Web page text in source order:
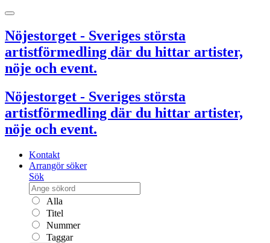
Nöjestorget - Sveriges största
artistförmedling där du hittar artister,
nöje och event.
Nöjestorget - Sveriges största
artistförmedling där du hittar artister,
nöje och event.
Kontakt
Arrangör söker
Sök
Alla
Titel
Nummer
Taggar